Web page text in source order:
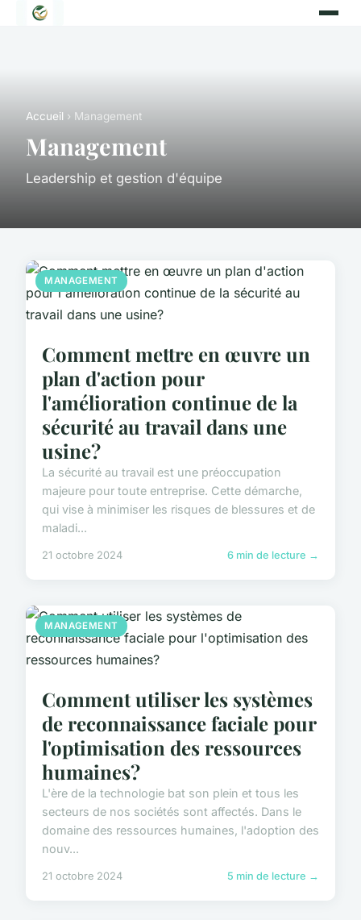
Accueil › Management
Management
Leadership et gestion d'équipe
MANAGEMENT
Comment mettre en œuvre un
plan d'action pour
l'amélioration continue de la
sécurité au travail dans une
usine?
La sécurité au travail est une préoccupation
majeure pour toute entreprise. Cette démarche,
qui vise à minimiser les risques de blessures et de
maladi...
21 octobre 2024 6 min de lecture →
MANAGEMENT
Comment utiliser les systèmes
de reconnaissance faciale pour
l'optimisation des ressources
humaines?
L'ère de la technologie bat son plein et tous les
secteurs de nos sociétés sont affectés. Dans le
domaine des ressources humaines, l'adoption des
nouv...
21 octobre 2024 5 min de lecture →